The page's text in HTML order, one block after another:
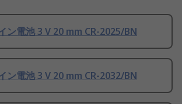
ン電池 3 V 20 mm CR-2025/BN
ン電池 3 V 20 mm CR-2032/BN